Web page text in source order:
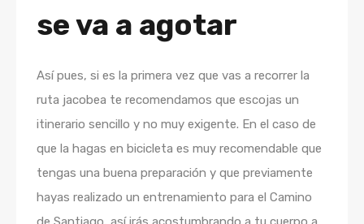
se va a agotar
Así pues, si es la primera vez que vas a recorrer la
ruta jacobea te recomendamos que escojas un
itinerario sencillo y no muy exigente. En el caso de
que la hagas en bicicleta es muy recomendable que
tengas una buena preparación y que previamente
hayas realizado un entrenamiento para el Camino